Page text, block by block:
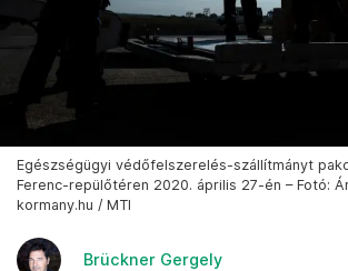
Egészségügyi védőfelszerelés-szállítmányt
Ferenc-repülőtéren 2020. április 27-én – Fotó:
kormany.hu / MTI
Brückner Gergely